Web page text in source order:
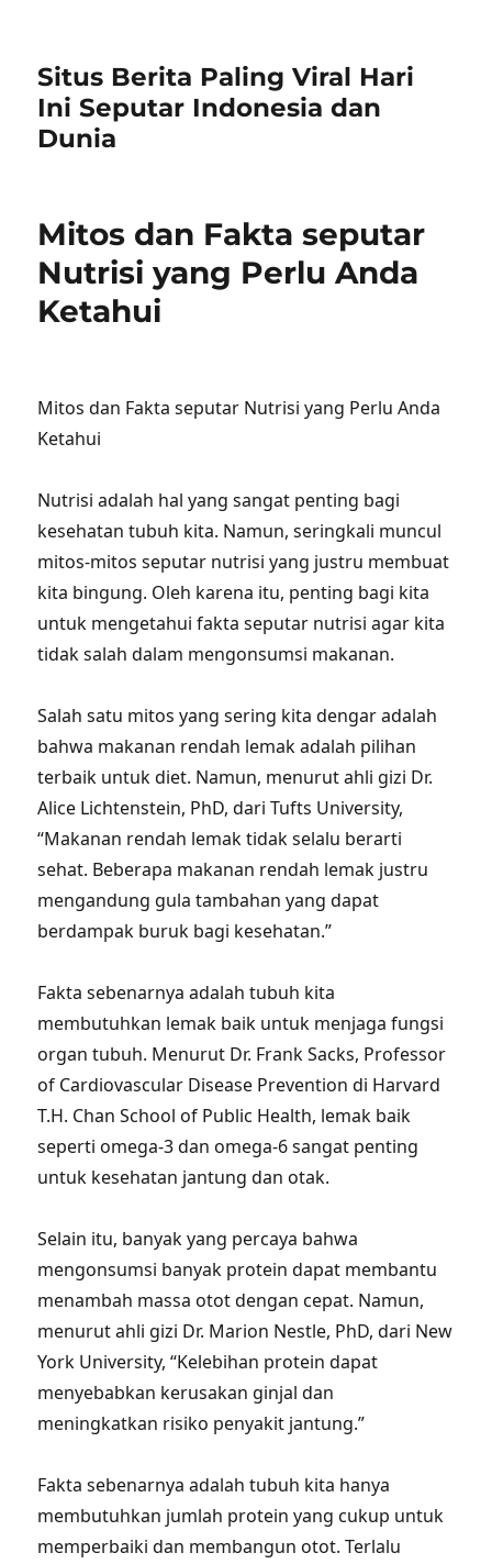
Situs Berita Paling Viral Hari
Ini Seputar Indonesia dan
Dunia
Mitos dan Fakta seputar
Nutrisi yang Perlu Anda
Ketahui
Mitos dan Fakta seputar Nutrisi yang Perlu Anda
Ketahui
Nutrisi adalah hal yang sangat penting bagi
kesehatan tubuh kita. Namun, seringkali muncul
mitos-mitos seputar nutrisi yang justru membuat
kita bingung. Oleh karena itu, penting bagi kita
untuk mengetahui fakta seputar nutrisi agar kita
tidak salah dalam mengonsumsi makanan.
Salah satu mitos yang sering kita dengar adalah
bahwa makanan rendah lemak adalah pilihan
terbaik untuk diet. Namun, menurut ahli gizi Dr.
Alice Lichtenstein, PhD, dari Tufts University,
“Makanan rendah lemak tidak selalu berarti
sehat. Beberapa makanan rendah lemak justru
mengandung gula tambahan yang dapat
berdampak buruk bagi kesehatan.”
Fakta sebenarnya adalah tubuh kita
membutuhkan lemak baik untuk menjaga fungsi
organ tubuh. Menurut Dr. Frank Sacks, Professor
of Cardiovascular Disease Prevention di Harvard
T.H. Chan School of Public Health, lemak baik
seperti omega-3 dan omega-6 sangat penting
untuk kesehatan jantung dan otak.
Selain itu, banyak yang percaya bahwa
mengonsumsi banyak protein dapat membantu
menambah massa otot dengan cepat. Namun,
menurut ahli gizi Dr. Marion Nestle, PhD, dari New
York University, “Kelebihan protein dapat
menyebabkan kerusakan ginjal dan
meningkatkan risiko penyakit jantung.”
Fakta sebenarnya adalah tubuh kita hanya
membutuhkan jumlah protein yang cukup untuk
memperbaiki dan membangun otot. Terlalu